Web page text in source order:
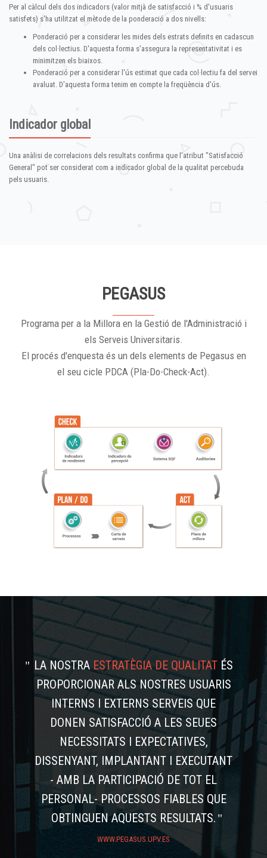
Per al càlcul dels dos indicadors (valor mitjà de satisfacció i % d'usuaris
satisfets) s'ha utilitzat el mètode de la ponderació a dos nivells:
Ponderació per a considerar les mides dels estrats definits en cadascun
dels col·lectius. D'aquesta forma s'assegura la representativitat i es
minimitzen els biaixos.
Ponderació per a considerar l'ús estimat que cada col·lectiu fa del servei
avaluat. D'aquesta forma tenim en compte la freqüència d'ús.
Indicador global
Una anàlisi de correlacions dels resultats confirma que l'atribut "Satisfacció
General" pot ser considerat com a indicador global de la qualitat percebuda
pels usuaris.
PEGASUS
Programa per a la Millora en la Gestió de l'Administració i
els Serveis Universitaris.
El procés d'enquesta és un dels elements de Pegasus en
el seu cicle PDCA (Pla-Do-Check-Act).
LA NOSTRAESTRATÈGIA DE QUALITAT ÉS
PROPORCIONAR ALS NOSTRES USUARIS
INTERNS I EXTERNS SERVEIS QUE
DONEN SATISFACCIÓ A LES SEUES
NECESSITATS I EXPECTATIVES,
DISSENYANT, IMPLANTANT I EXECUTANT
- AMB LA PARTICIPACIÓ DE TOT EL
PERSONAL- PROCESSOS FIABLES QUE
OBTINGUEN AQUESTS RESULTATS.
WWW.PEGASUS.UPV.ES